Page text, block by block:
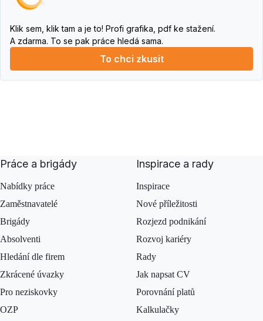
Klik sem, klik tam a je to! Profi grafika, pdf ke stažení.
A zdarma. To se pak práce hledá sama.
To chci zkusit
Práce a brigády
Nabídky práce
Zaměstnavatelé
Brigády
Absolventi
Hledání dle firem
Zkrácené úvazky
Pro neziskovky
OZP
Inspirace a rady
Inspirace
Nové příležitosti
Rozjezd podnikání
Rozvoj kariéry
Rady
Jak napsat CV
Porovnání platů
Kalkulačky